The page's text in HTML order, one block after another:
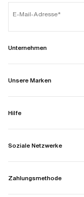
E-Mail-Adresse
Unternehmen
Unsere Marken
Hilfe
Soziale Netzwerke
Zahlungsmethode